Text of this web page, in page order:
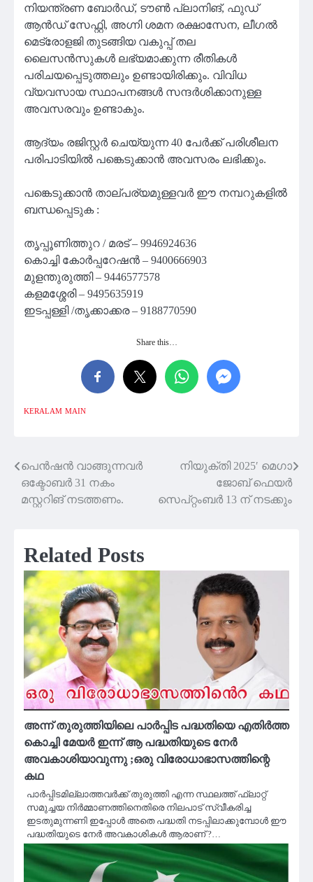
നിയന്ത്രണ ബോർഡ്, ടൗൺ പ്ലാനിങ്, ഫുഡ്
ആൻഡ് സേഫ്റ്റി, അഗ്നി ശമന രക്ഷാസേന, ലീഗൽ
മെട്രോളജി തുടങ്ങിയ വകുപ്പ് തല
ലൈസൻസുകൾ ലഭ്യമാക്കുന്ന രീതികൾ
പരിചയപ്പെടുത്തലും ഉണ്ടായിരിക്കും. വിവിധ
വ്യവസായ സ്ഥാപനങ്ങൾ സന്ദർശിക്കാനുള്ള
അവസരവും ഉണ്ടാകും.
ആദ്യം രജിസ്റ്റർ ചെയ്യുന്ന 40 പേർക്ക് പരിശീലന
പരിപാടിയിൽ പങ്കെടുക്കാൻ അവസരം ലഭിക്കും.
പങ്കെടുക്കാൻ താല്പര്യമുള്ളവർ ഈ നമ്പറുകളിൽ
ബന്ധപ്പെടുക :
തൃപ്പൂണിത്തുറ / മരട് – 9946924636
കൊച്ചി കോർപ്പറേഷൻ – 9400666903
മുളന്തുരുത്തി – 9446577578
കളമശ്ശേരി – 9495635919
ഇടപ്പള്ളി /തൃക്കാക്കര – 9188770590
Share this…
KERALAM MAIN
Post
navigation
പെൻഷൻ വാങ്ങുന്നവർ
ഒക്ടോബർ 31 നകം
മസ്റ്ററിങ് നടത്തണം.
നിയുക്തി 2025′ മെഗാ
ജോബ് ഫെയർ
സെപ്റ്റംബർ 13 ന് നടക്കും
Related Posts
അന്ന് തുരുത്തിയിലെ പാർപ്പിട പദ്ധതിയെ എതിർത്ത
കൊച്ചി മേയർ ഇന്ന് ആ പദ്ധതിയുടെ നേർ
അവകാശിയാവുന്നു ;ഒരു വിരോധാഭാസത്തിന്റെ
കഥ
പാർപ്പിടമില്ലാത്തവർക്ക് തുരുത്തി എന്ന സ്ഥലത്ത് ഫ്ലാറ്റ്
സമുച്ചയ നിർമ്മാണത്തിനെതിരെ നിലപാട് സ്വീകരിച്ച
ഇടതുമുന്നണി ഇപ്പോൾ അതെ പദ്ധതി നടപ്പിലാക്കുമ്പോൾ ഈ
പദ്ധതിയുടെ നേർ അവകാശികൾ ആരാണ് ?…